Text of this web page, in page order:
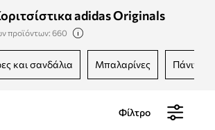
adidas Originals
προϊόντων: 660
και σανδάλια μπαλαρίνες πάνινα
Φίλτρο